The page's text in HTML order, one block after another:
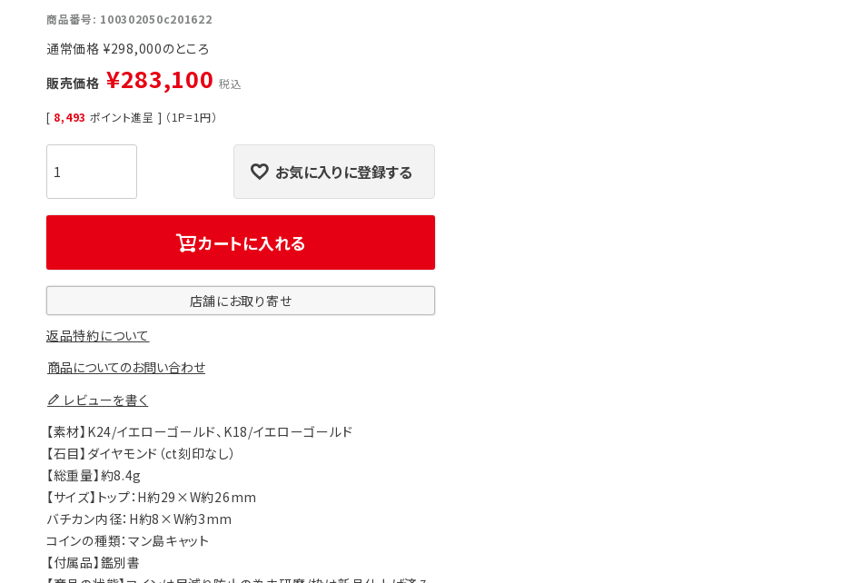
商品番号 100302050c201622
通常価格 ¥298,000
販売価格 ¥283,100 税込
[ 8,493 ポイント進呈 ] （1P=1円）
お気に入りに登録する
カートに入れる
店舗にお取り寄せ
返品特約について
商品についてのお問い合わせ
レビューを書く
【素材】K24/イエローゴールド、K18/イエローゴールド
【石目】ダイヤモンド（ct刻印なし）
【総重量】約8.4g
【サイズ】トップ：H約29×W約26mm
バチカン内径：H約8×W約3mm
コインの種類：マン島キャット
【付属品】鑑別書